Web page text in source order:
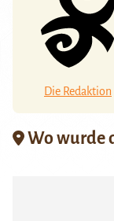
Die Redaktion
Wo wurde